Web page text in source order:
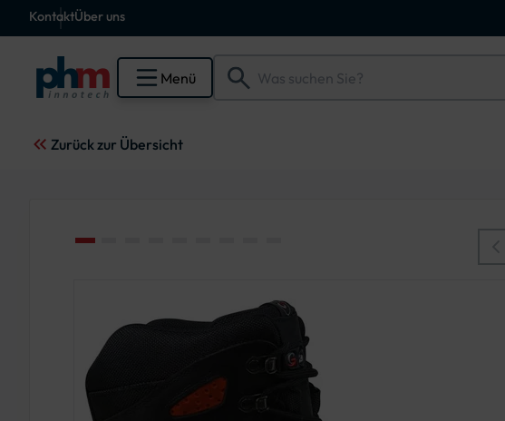
KontaktÜber uns
Menü
Zurück zur Übersicht